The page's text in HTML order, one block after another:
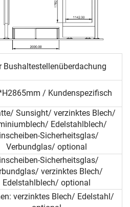
Bushaltestellenüberdachung
/ Kundenspezifisch
Sunsight/ verzinktes Blech/
Edelstahlblech/
Sicherheitsglas/
Verbundglas/ optional
Sicherheitsglas/
verzinktes Blech/
Edelstahlblech/ optional
verzinktes Blech/ Edelstahl/